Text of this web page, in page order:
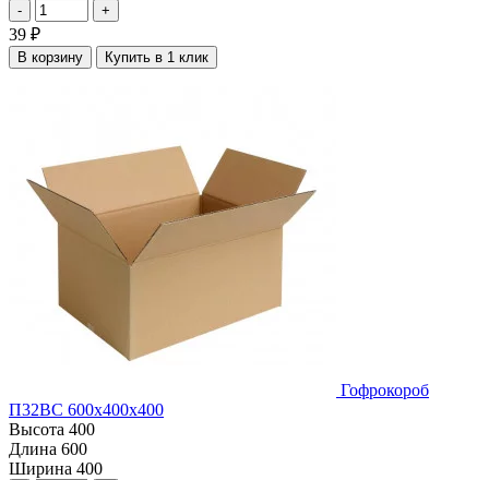
- +
39 ₽
В корзину Купить в 1 клик
Гофрокороб
П32ВС 600х400х400
Высота 400
Длина 600
Ширина 400